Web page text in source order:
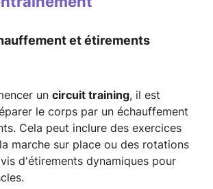
et étirements
un circuit training, il est
le corps par un échauffement
Cela peut inclure des exercices
marche sur place ou des rotations
d'étirements dynamiques pour